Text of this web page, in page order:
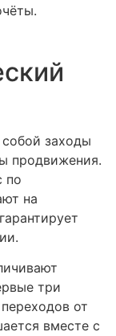
заходы
продвижения.
по
на
три
от
вместе с